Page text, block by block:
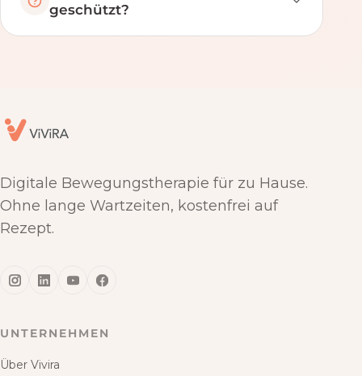
geschützt?
Digitale Bewegungstherapie für zu Hause.
Ohne lange Wartzeiten, kostenfrei auf
Rezept.
UNTERNEHMEN
Über Vivira